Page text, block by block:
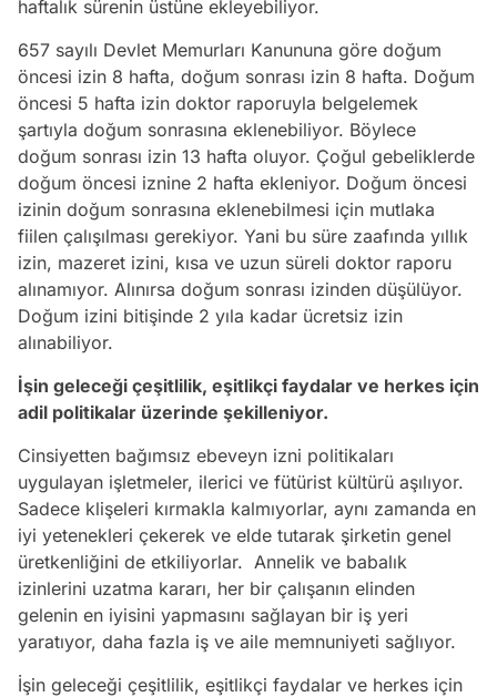
haftalık sürenin üstüne ekleyebiliyor.
657 sayılı Devlet Memurları Kanununa göre doğum
öncesi izin 8 hafta, doğum sonrası izin 8 hafta. Doğum
öncesi 5 hafta izin doktor raporuyla belgelemek
şartıyla doğum sonrasına eklenebiliyor. Böylece
doğum sonrası izin 13 hafta oluyor. Çoğul gebeliklerde
doğum öncesi iznine 2 hafta ekleniyor. Doğum öncesi
izinin doğum sonrasına eklenebilmesi için mutlaka
fiilen çalışılması gerekiyor. Yani bu süre zaafında yıllık
izin, mazeret izini, kısa ve uzun süreli doktor raporu
alınamıyor. Alınırsa doğum sonrası izinden düşülüyor.
Doğum izini bitişinde 2 yıla kadar ücretsiz izin
alınabiliyor.
İşin geleceği çeşitlilik, eşitlikçi faydalar ve herkes için
adil politikalar üzerinde şekilleniyor.
Cinsiyetten bağımsız ebeveyn izni politikaları
uygulayan işletmeler, ilerici ve fütürist kültürü aşılıyor.
Sadece klişeleri kırmakla kalmıyorlar, aynı zamanda en
iyi yetenekleri çekerek ve elde tutarak şirketin genel
üretkenliğini de etkiliyorlar. Annelik ve babalık
izinlerini uzatma kararı, her bir çalışanın elinden
gelenin en iyisini yapmasını sağlayan bir iş yeri
yaratıyor, daha fazla iş ve aile memnuniyeti sağlıyor.
İşin geleceği çeşitlilik, eşitlikçi faydalar ve herkes için